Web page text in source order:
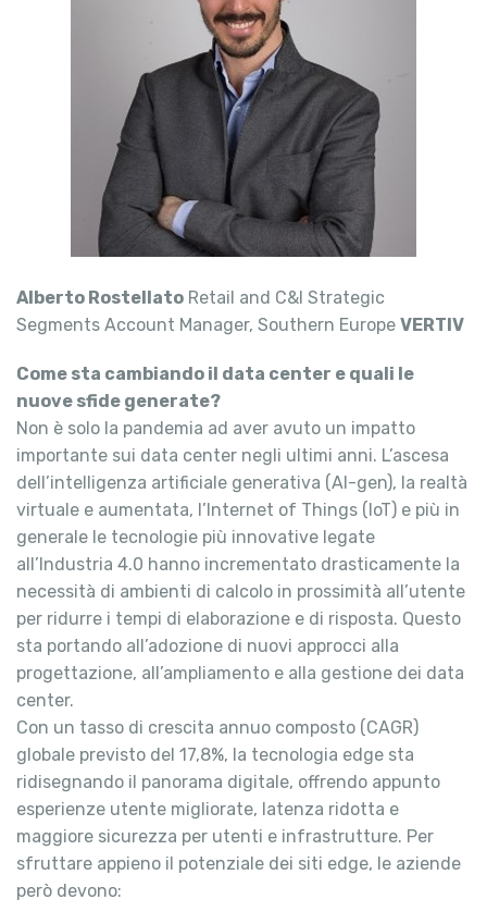
Alberto Rostellato Retail and C&I Strategic
Segments Account Manager, Southern Europe VERTIV
Come sta cambiando il data center e quali le
nuove sfide generate?
Non è solo la pandemia ad aver avuto un impatto
importante sui data center negli ultimi anni. L’ascesa
dell’intelligenza artificiale generativa (AI-gen), la realtà
virtuale e aumentata, l’Internet of Things (IoT) e più in
generale le tecnologie più innovative legate
all’Industria 4.0 hanno incrementato drasticamente la
necessità di ambienti di calcolo in prossimità all’utente
per ridurre i tempi di elaborazione e di risposta. Questo
sta portando all’adozione di nuovi approcci alla
progettazione, all’ampliamento e alla gestione dei data
center.
Con un tasso di crescita annuo composto (CAGR)
globale previsto del 17,8%, la tecnologia edge sta
ridisegnando il panorama digitale, offrendo appunto
esperienze utente migliorate, latenza ridotta e
maggiore sicurezza per utenti e infrastrutture. Per
sfruttare appieno il potenziale dei siti edge, le aziende
però devono: